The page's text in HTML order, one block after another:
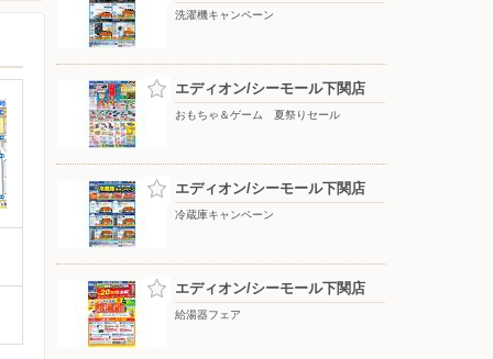
洗濯機キャンペーン
エディオン/シーモール下関店
おもちゃ＆ゲーム 夏祭りセール
エディオン/シーモール下関店
冷蔵庫キャンペーン
エディオン/シーモール下関店
給湯器フェア